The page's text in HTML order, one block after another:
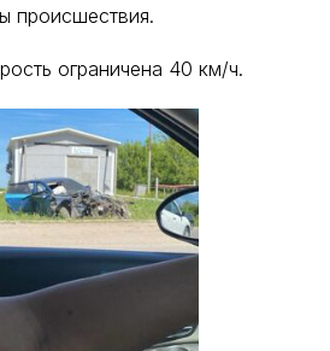
происшествия.
ограничена 40 км/ч.